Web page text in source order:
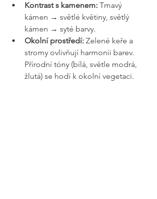
Kontrast s kamenem: Tmavý
kámen → světlé květiny, světlý
kámen → syté barvy.
Okolní prostředí: Zelené keře a
stromy ovlivňují harmonii barev.
Přírodní tóny (bílá, světle modrá,
žlutá) se hodí k okolní vegetaci.